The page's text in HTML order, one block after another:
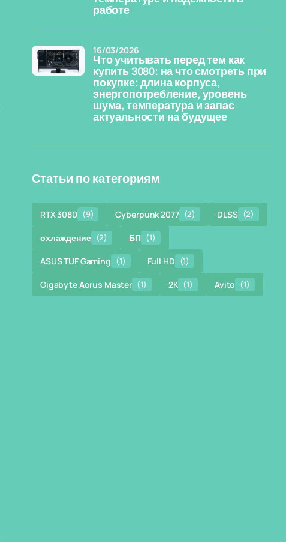
работе
Что учитывать перед тем как
купить 3080: на что смотреть при
покупке: длина корпуса,
энергопотребление, уровень
шума, температура и запас
актуальности на будущее
16/03/2026
Статьи по категориям
RTX 3080 (9) Cyberpunk 2077 (2) DLSS (2)
охлаждение (2) БП (1)
ASUS TUF Gaming (1) Full HD (1)
Gigabyte Aorus Master (1) 2K (1) Avito (1)